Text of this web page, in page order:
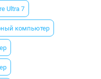
Ultra 7
компьютер